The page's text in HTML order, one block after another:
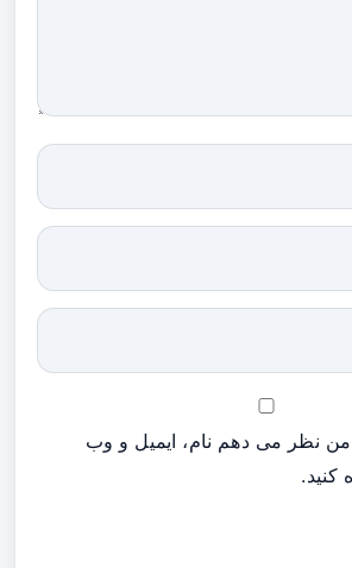
من نظر می دهم نام، ایمیل و وب
کنید.